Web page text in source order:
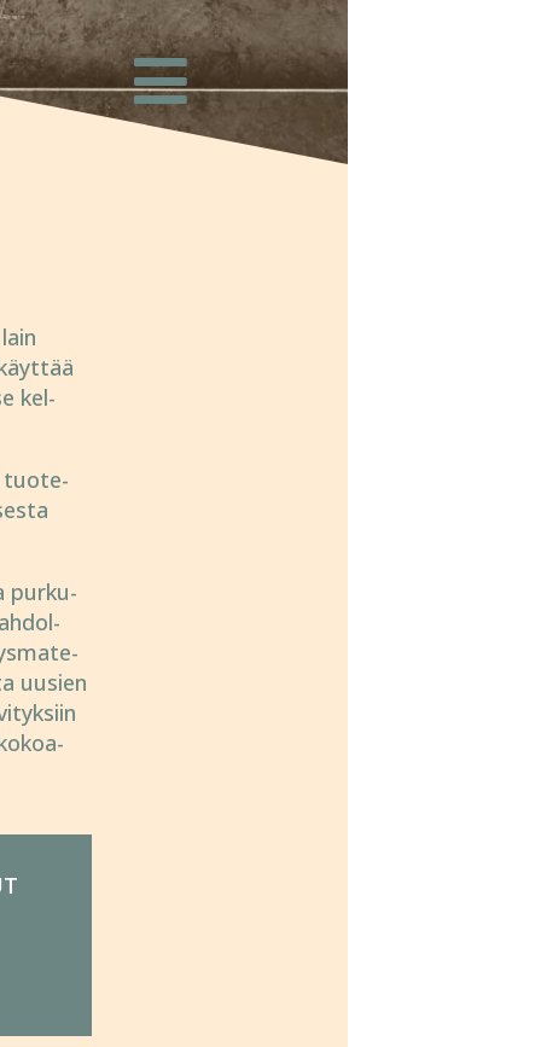
kel­
tuote­
purku-
uusien